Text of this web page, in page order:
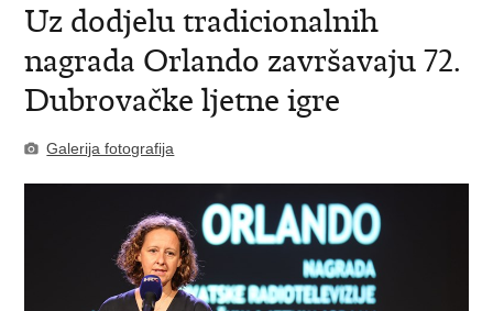
Uz dodjelu tradicionalnih
nagrada Orlando završavaju 72.
Dubrovačke ljetne igre
Galerija fotografija